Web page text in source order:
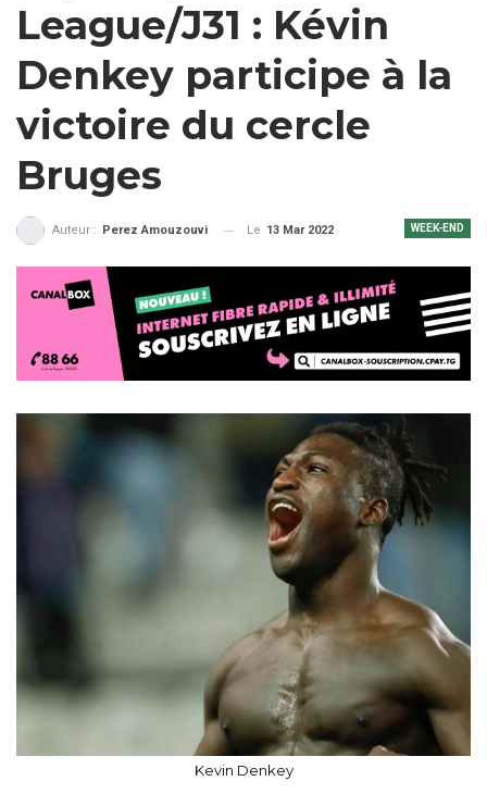
League/J31 : Kévin
Denkey participe à la
victoire du cercle
Bruges
WEEK-END
Auteur : Perez Amouzouvi Le 13 Mar 2022
Kevin Denkey